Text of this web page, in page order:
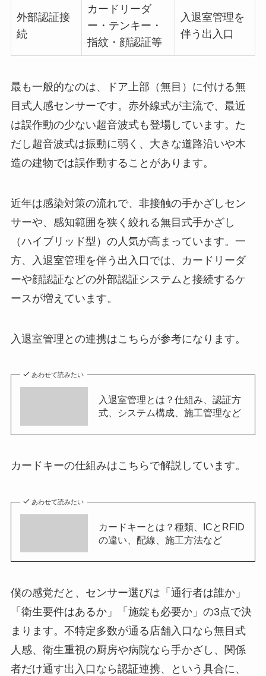
外部認証接
続
カードリーダ
ー・テンキー・
指紋・顔認証等
入退室管理を
伴う出入口
最も一般的なのは、ドア上部（無目）に付ける無
目式人感センサーです。赤外線式が主流で、最近
は誤作動の少ない超音波式も登場しています。た
だし超音波式は振動に弱く、大きな道路沿いや木
造の建物では誤作動することがあります。
近年は感染対策の流れで、非接触の手かざしセン
サーや、感知範囲を狭く絞れる無目式手かざし
（ハイブリッド型）の人気が高まっています。一
方、入退室管理を伴う出入口では、カードリーダ
ーや顔認証などの外部認証システムと接続するケ
ースが増えています。
入退室管理との連携はこちらが参考になります。
あわせて読みたい
入退室管理とは？仕組み、認証方
式、システム構成、施工管理など
カードキーの仕組みはこちらで解説しています。
あわせて読みたい
カードキーとは？種類、ICとRFID
の違い、配線、施工方法など
僕の感覚だと、センサー選びは「通行者は誰か」
「衛生要件はあるか」「施錠も必要か」の3点で決
まります。不特定多数が通る店舗入口なら無目式
人感、衛生重視の厨房や病院なら手かざし、関係
者だけ通す出入口なら認証連携、という具合に、